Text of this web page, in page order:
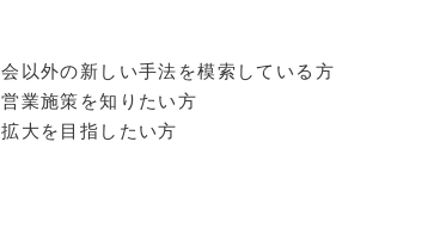
以外の新しい手法を模索している方
業施策を知りたい方
大を目指したい方